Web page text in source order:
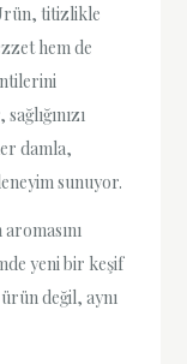
titizlikle
hem de
damla,
sunuyor.
yeni bir keşif
değil, aynı